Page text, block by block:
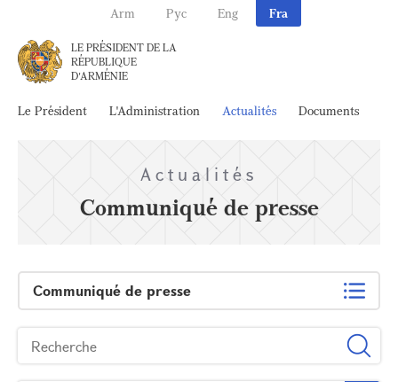
Arm Рус Eng Fra
LE PRÉSIDENT DE LA
RÉPUBLIQUE
D'ARMÉNIE
Le Président L'Administration Actualités Documents
Actualités
Communiqué de presse
Communiqué de presse